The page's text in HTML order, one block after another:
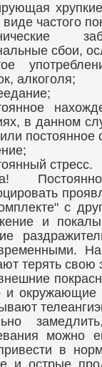
хрупкие
частого
сбои,
алкоголя;
в данном
постоянное
стресс.
с
и
терять свою
и окружающие
можно
в
и острые